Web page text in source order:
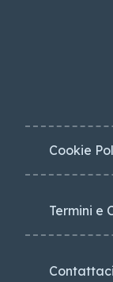
Cookie
Termini e
Contattaci